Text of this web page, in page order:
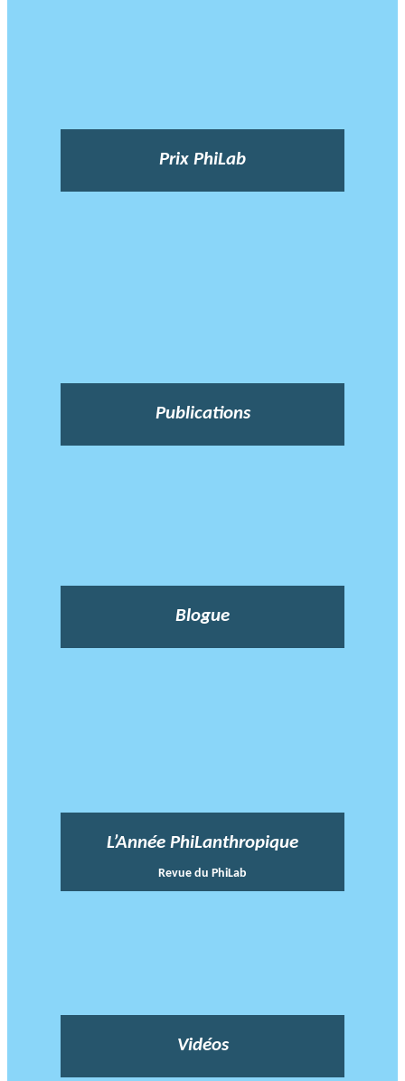
Prix PhiLab
Publications
Blogue
L’Année PhiLanthropique
Revue du PhiLab
Vidéos